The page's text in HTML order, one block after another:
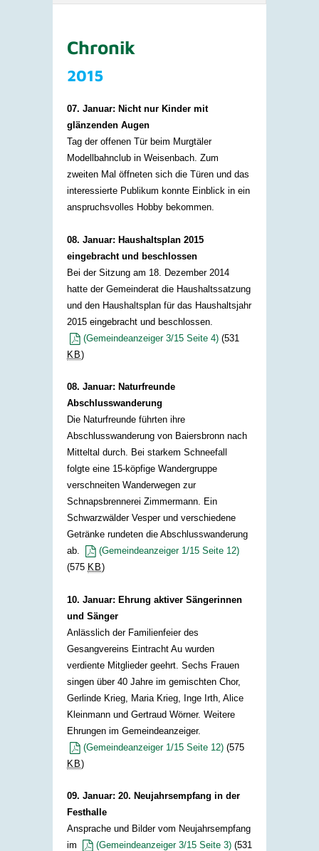
Chronik
2015
07. Januar: Nicht nur Kinder mit
glänzenden Augen
Tag der offenen Tür beim Murgtäler
Modellbahnclub in Weisenbach. Zum
zweiten Mal öffneten sich die Türen und das
interessierte Publikum konnte Einblick in ein
anspruchsvolles Hobby bekommen.​
08. Januar: Haushaltsplan 2015
eingebracht und beschlossen
Bei der Sitzung am 18. Dezember 2014
hatte der Gemeinderat die Haushaltssatzung
und den Haushaltsplan für das Haushaltsjahr
2015 eingebracht und beschlossen.​
(Gemeindeanzeiger 3/15 Seite 4) (531
KB)
08. Januar: Naturfreunde
Abschlusswanderung
Die Naturfreunde führten ihre
Abschlusswanderung von Baiersbronn nach
Mitteltal durch. Bei starkem Schneefall
folgte eine 15-köpfige Wandergruppe
verschneiten Wanderwegen zur
Schnapsbrennerei Zimmermann. Ein
Schwarzwälder Vesper und verschiedene
Getränke rundeten die Abschlusswanderung
ab.
(Gemeindeanzeiger 1/15 Seite 12)
(575 KB)​
10. Januar: Ehrung aktiver Sängerinnen
und Sänger
Anlässlich der Familienfeier des
Gesangvereins Eintracht Au wurden
verdiente Mitglieder geehrt. Sechs Frauen
singen über 40 Jahre im gemischten Chor,
Gerlinde Krieg, Maria Krieg, Inge Irth, Alice
Kleinmann und Gertraud Wörner. Weitere
Ehrungen im Gemeindeanzeiger.
(Gemeindeanzeiger 1/15 Seite 12) (575
KB)
09. Januar: 20. Neujahrsempfang in der
Festhalle
Ansprache und Bilder vom Neujahrsempfang
im
(Gemeindeanzeiger 3/15 Seite 3) (531